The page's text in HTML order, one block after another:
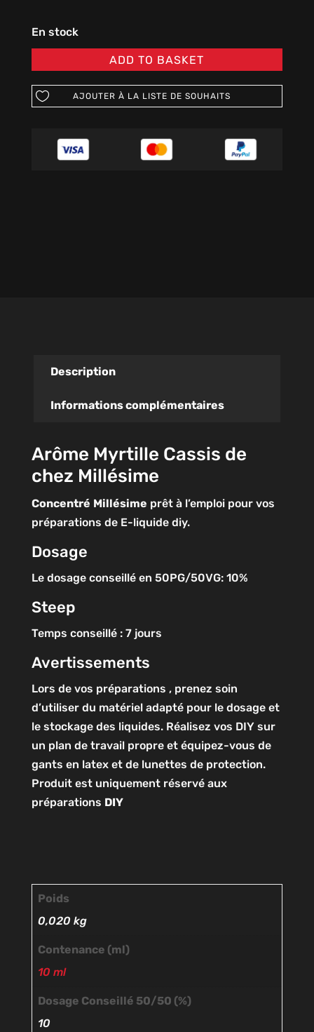
En stock
ADD TO BASKET
AJOUTER À LA LISTE DE SOUHAITS
Description
Informations complémentaires
Arôme Myrtille Cassis de
chez Millésime
Concentré Millésime prêt à l’emploi pour vos
préparations de E-liquide diy.
Dosage
Le dosage conseillé en 50PG/50VG: 10%
Steep
Temps conseillé : 7 jours
Avertissements
Lors de vos préparations , prenez soin
d’utiliser du matériel adapté pour le dosage et
le stockage des liquides. Réalisez vos DIY sur
un plan de travail propre et équipez-vous de
gants en latex et de lunettes de protection.
Produit est uniquement réservé aux
préparations DIY
Poids
0,020 kg
Contenance (ml)
10 ml
Dosage Conseillé 50/50 (%)
10